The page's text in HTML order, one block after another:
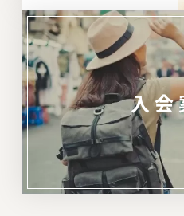
入